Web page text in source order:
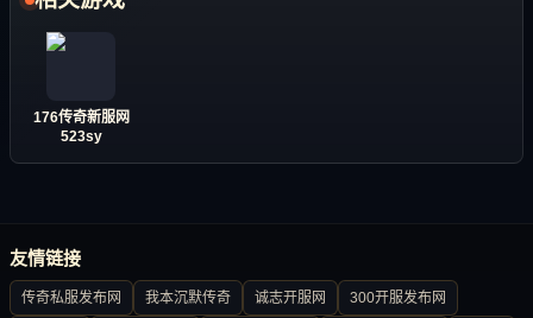
176传奇新服网
523sy
友情链接
传奇私服发布网 我本沉默传奇 诚志开服网 300开服发布网